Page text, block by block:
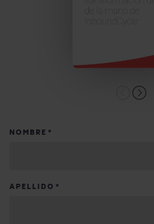
NOMBRE *
APELLIDO *